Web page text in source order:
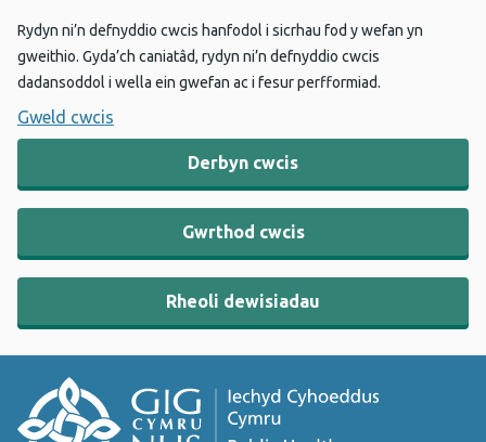
Rydyn ni’n defnyddio cwcis hanfodol i sicrhau fod y wefan yn
gweithio. Gyda’ch caniatâd, rydyn ni’n defnyddio cwcis
dadansoddol i wella ein gwefan ac i fesur perfformiad.
Gweld cwcis
Derbyn cwcis
Gwrthod cwcis
Rheoli dewisiadau